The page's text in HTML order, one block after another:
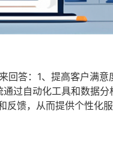
回答：1、提高客户满
过自动化工具和数据
馈，从而提供个性化